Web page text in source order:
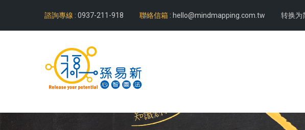
諮詢專線 : 0937-211-918 聯絡信箱 : hello@mindmapping.com.tw 转换为